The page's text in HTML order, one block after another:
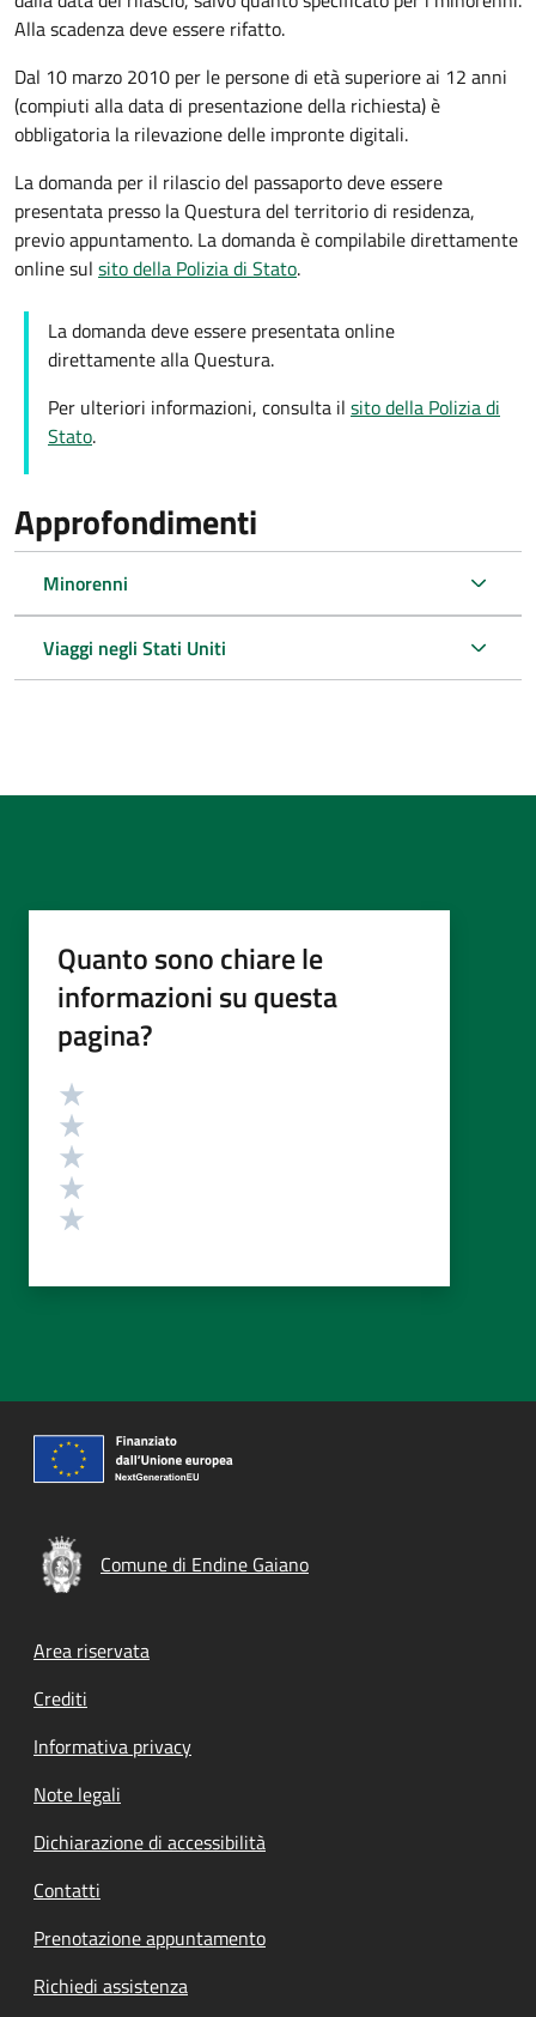
Alla scadenza deve essere rifatto.
Dal 10 marzo 2010 per le persone di età superiore ai 12 anni
(compiuti alla data di presentazione della richiesta) è
obbligatoria la rilevazione delle impronte digitali.
La domanda per il rilascio del passaporto deve essere
presentata presso la Questura del territorio di residenza,
previo appuntamento. La domanda è compilabile direttamente
online sul sito della Polizia di Stato.
La domanda deve essere presentata online
direttamente alla Questura.
Per ulteriori informazioni, consulta il sito della Polizia di
Stato.
Approfondimenti
Minorenni
Viaggi negli Stati Uniti
Quanto sono chiare le
informazioni su questa
pagina?
Valutazione
Comune di Endine Gaiano
Footer menu
Area riservata
Crediti
Informativa privacy
Note legali
Dichiarazione di accessibilità
Contatti
Prenotazione appuntamento
Richiedi assistenza